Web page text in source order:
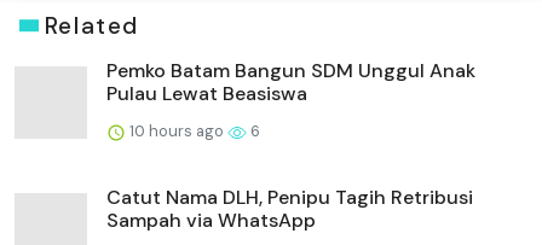
Related
Pemko Batam Bangun SDM Unggul Anak
Pulau Lewat Beasiswa
10 hours ago 6
Catut Nama DLH, Penipu Tagih Retribusi
Sampah via WhatsApp